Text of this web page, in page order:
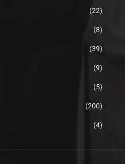
(22)
(8)
(39)
(9)
(5)
(200)
(4)